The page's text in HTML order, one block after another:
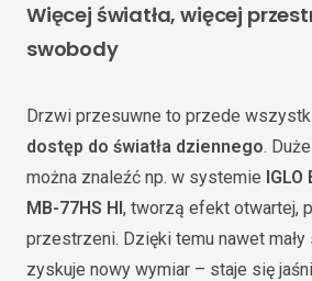
Więcej światła, więcej
swobody
Drzwi przesuwne to przede
dostęp do światła dziennego.
można znaleźć np. w systemie IGLO
MB-77HS HI, tworzą efekt otwartej,
przestrzeni. Dzięki temu nawet
zyskuje nowy wymiar – staje się